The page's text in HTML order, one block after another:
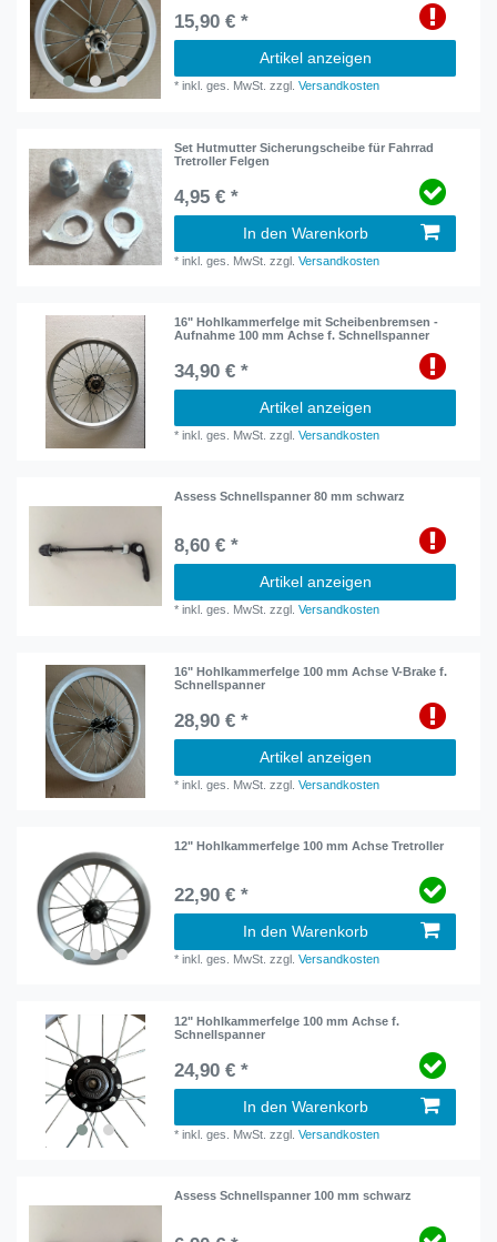
15,90 € *
Artikel anzeigen
*inkl. ges. MwSt. zzgl.Versandkosten
Set Hutmutter Sicherungscheibe für Fahrrad
Tretroller Felgen
4,95 € *
In den Warenkorb
*inkl. ges. MwSt. zzgl.Versandkosten
16" Hohlkammerfelge mit Scheibenbremsen -
Aufnahme 100 mm Achse f. Schnellspanner
34,90 € *
Artikel anzeigen
*inkl. ges. MwSt. zzgl.Versandkosten
Assess Schnellspanner 80 mm schwarz
8,60 € *
Artikel anzeigen
*inkl. ges. MwSt. zzgl.Versandkosten
16" Hohlkammerfelge 100 mm Achse V-Brake f.
Schnellspanner
28,90 € *
Artikel anzeigen
*inkl. ges. MwSt. zzgl.Versandkosten
12" Hohlkammerfelge 100 mm Achse Tretroller
22,90 € *
In den Warenkorb
*inkl. ges. MwSt. zzgl.Versandkosten
12" Hohlkammerfelge 100 mm Achse f.
Schnellspanner
24,90 € *
In den Warenkorb
*inkl. ges. MwSt. zzgl.Versandkosten
Assess Schnellspanner 100 mm schwarz